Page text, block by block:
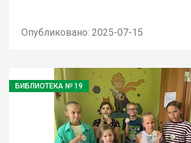
Опубликовано: 2025-07-15
БИБЛИОТЕКА № 19